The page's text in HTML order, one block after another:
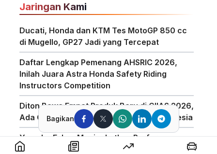
Jaringan Kami
Ducati, Honda dan KTM Tes MotoGP 850 cc
di Mugello, GP27 Jadi yang Tercepat
Daftar Lengkap Pemenang AHSRIC 2026,
Inilah Juara Astra Honda Safety Riding
Instructors Competition
Diton Bawa Empat Produk Baru di GIIAS 2026,
Ada Compound Aerosol Pertama di Indonesia
Yamaha Fokus Meningkatkan Performa
Bagian Depan Untuk Motor 850cc
Bagikan